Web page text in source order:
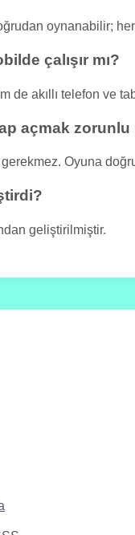
oynanabilir;
çalışır mı?
de akıllı telefon ve
açmak zorunlu
gerekmez. Oyuna
geliştirilmiştir.